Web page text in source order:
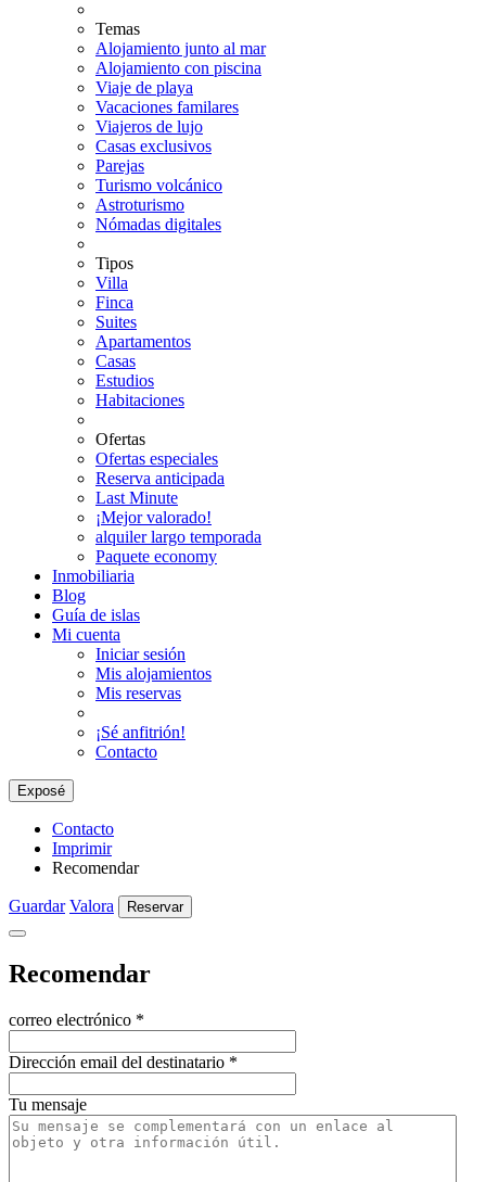
Temas
Alojamiento junto al mar
Alojamiento con piscina
Viaje de playa
Vacaciones familares
Viajeros de lujo
Casas exclusivos
Parejas
Turismo volcánico
Astroturismo
Nómadas digitales
Tipos
Villa
Finca
Suites
Apartamentos
Casas
Estudios
Habitaciones
Ofertas
Ofertas especiales
Reserva anticipada
Last Minute
¡Mejor valorado!
alquiler largo temporada
Paquete economy
Inmobiliaria
Blog
Guía de islas
Mi cuenta
Iniciar sesión
Mis alojamientos
Mis reservas
¡Sé anfitrión!
Contacto
Exposé
Contacto
Imprimir
Recomendar
Guardar Valora Reservar
Recomendar
correo electrónico *
Dirección email del destinatario *
Tu mensaje